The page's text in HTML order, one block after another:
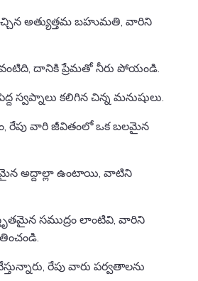
అత్యుత్తమ బహుమతి, వారిని
వంటిది, దానికి ప్రేమతో నీరు పోయండి.
స్వప్నాలు కలిగిన చిన్న మనుషులు.
రేపు వారి జీవితంలో ఒక బలమైన
అద్దాల్లా ఉంటాయి, వాటిని
సముద్రం లాంటివి, వారిని
రేపు వారు పర్వతాలను